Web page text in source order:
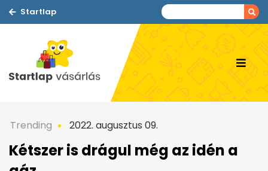
Startlap
Trending 2022. augusztus 09.
Kétszer is drágul még az idén a